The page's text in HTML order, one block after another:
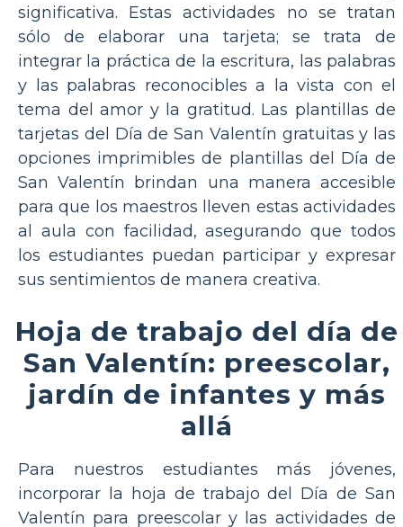
significativa. Estas actividades no se tratan
sólo de elaborar una tarjeta; se trata de
integrar la práctica de la escritura, las palabras
y las palabras reconocibles a la vista con el
tema del amor y la gratitud. Las plantillas de
tarjetas del Día de San Valentín gratuitas y las
opciones imprimibles de plantillas del Día de
San Valentín brindan una manera accesible
para que los maestros lleven estas actividades
al aula con facilidad, asegurando que todos
los estudiantes puedan participar y expresar
sus sentimientos de manera creativa.
Hoja de trabajo del día de
San Valentín: preescolar,
jardín de infantes y más
allá
Para nuestros estudiantes más jóvenes,
incorporar la hoja de trabajo del Día de San
Valentín para preescolar y las actividades de